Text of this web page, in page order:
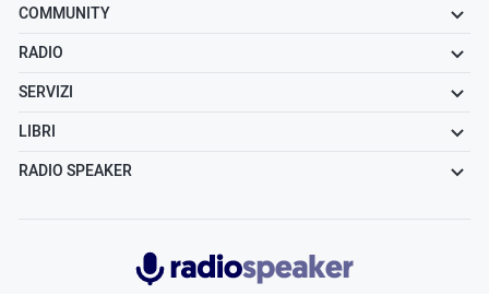
COMMUNITY
RADIO
SERVIZI
LIBRI
RADIO SPEAKER
Radiospeaker.it